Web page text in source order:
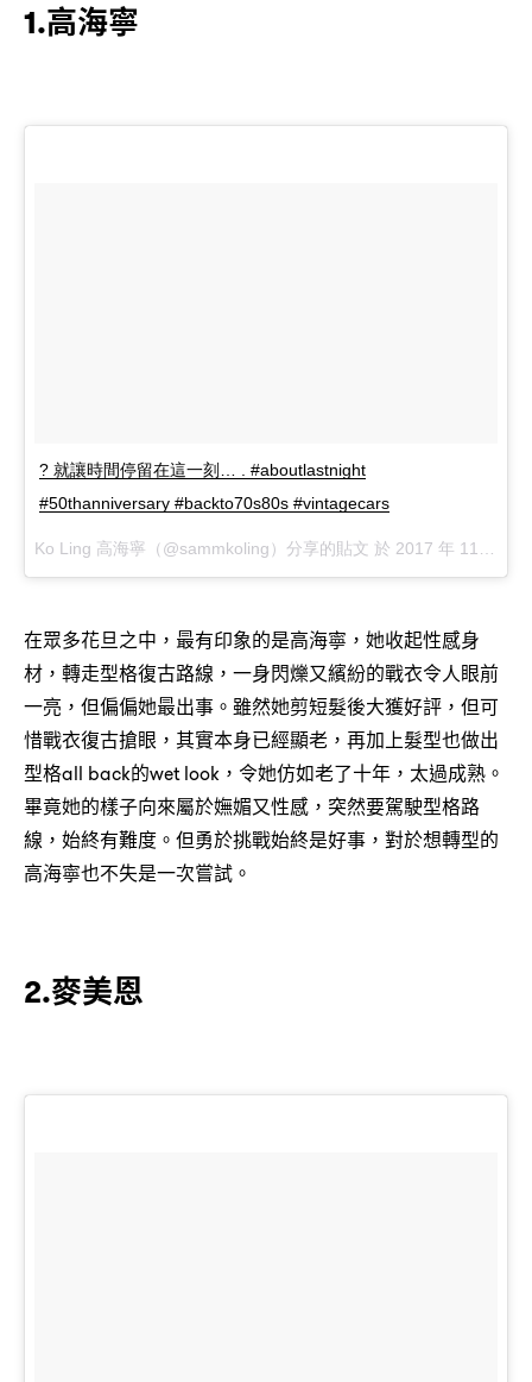
1.高海寧
? 就讓時間停留在這一刻… . #aboutlastnight
#50thanniversary #backto70s80s #vintagecars
Ko Ling 高海寧（@sammkoling）分享的貼文 於 2017 年 11月 月 19 10:28下午 PST
在眾多花旦之中，最有印象的是高海寧，她收起性感身
材，轉走型格復古路線，一身閃爍又繽紛的戰衣令人眼前
一亮，但偏偏她最出事。雖然她剪短髮後大獲好評，但可
惜戰衣復古搶眼，其實本身已經顯老，再加上髮型也做出
型格all back的wet look，令她仿如老了十年，太過成熟。
畢竟她的樣子向來屬於嫵媚又性感，突然要駕駛型格路
線，始終有難度。但勇於挑戰始終是好事，對於想轉型的
高海寧也不失是一次嘗試。
2.麥美恩